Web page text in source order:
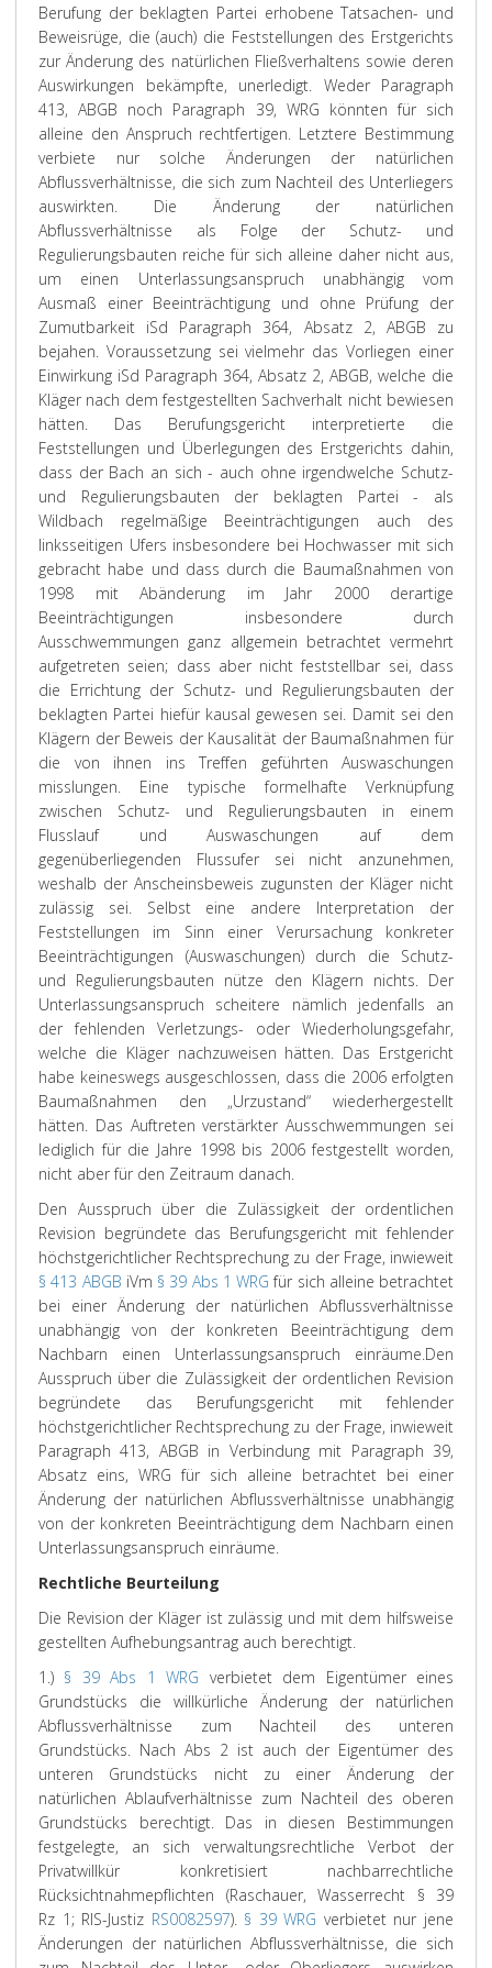
Berufung der beklagten Partei erhobene Tatsachen- und
Beweisrüge, die (auch) die Feststellungen des Erstgerichts
zur Änderung des natürlichen Fließverhaltens sowie deren
Auswirkungen bekämpfte, unerledigt. Weder Paragraph
413, ABGB noch Paragraph 39, WRG könnten für sich
alleine den Anspruch rechtfertigen. Letztere Bestimmung
verbiete nur solche Änderungen der natürlichen
Abflussverhältnisse, die sich zum Nachteil des Unterliegers
auswirkten. Die Änderung der natürlichen
Abflussverhältnisse als Folge der Schutz- und
Regulierungsbauten reiche für sich alleine daher nicht aus,
um einen Unterlassungsanspruch unabhängig vom
Ausmaß einer Beeinträchtigung und ohne Prüfung der
Zumutbarkeit iSd Paragraph 364, Absatz 2, ABGB zu
bejahen. Voraussetzung sei vielmehr das Vorliegen einer
Einwirkung iSd Paragraph 364, Absatz 2, ABGB, welche die
Kläger nach dem festgestellten Sachverhalt nicht bewiesen
hätten. Das Berufungsgericht interpretierte die
Feststellungen und Überlegungen des Erstgerichts dahin,
dass der Bach an sich - auch ohne irgendwelche Schutz-
und Regulierungsbauten der beklagten Partei - als
Wildbach regelmäßige Beeinträchtigungen auch des
linksseitigen Ufers insbesondere bei Hochwasser mit sich
gebracht habe und dass durch die Baumaßnahmen von
1998 mit Abänderung im Jahr 2000 derartige
Beeinträchtigungen insbesondere durch
Ausschwemmungen ganz allgemein betrachtet vermehrt
aufgetreten seien; dass aber nicht feststellbar sei, dass
die Errichtung der Schutz- und Regulierungsbauten der
beklagten Partei hiefür kausal gewesen sei. Damit sei den
Klägern der Beweis der Kausalität der Baumaßnahmen für
die von ihnen ins Treffen geführten Auswaschungen
misslungen. Eine typische formelhafte Verknüpfung
zwischen Schutz- und Regulierungsbauten in einem
Flusslauf und Auswaschungen auf dem
gegenüberliegenden Flussufer sei nicht anzunehmen,
weshalb der Anscheinsbeweis zugunsten der Kläger nicht
zulässig sei. Selbst eine andere Interpretation der
Feststellungen im Sinn einer Verursachung konkreter
Beeinträchtigungen (Auswaschungen) durch die Schutz-
und Regulierungsbauten nütze den Klägern nichts. Der
Unterlassungsanspruch scheitere nämlich jedenfalls an
der fehlenden Verletzungs- oder Wiederholungsgefahr,
welche die Kläger nachzuweisen hätten. Das Erstgericht
habe keineswegs ausgeschlossen, dass die 2006 erfolgten
Baumaßnahmen den „Urzustand“ wiederhergestellt
hätten. Das Auftreten verstärkter Ausschwemmungen sei
lediglich für die Jahre 1998 bis 2006 festgestellt worden,
nicht aber für den Zeitraum danach.
Den Ausspruch über die Zulässigkeit der ordentlichen
Revision begründete das Berufungsgericht mit fehlender
höchstgerichtlicher Rechtsprechung zu der Frage, inwieweit
§ 413 ABGB iVm § 39 Abs 1 WRG für sich alleine betrachtet
bei einer Änderung der natürlichen Abflussverhältnisse
unabhängig von der konkreten Beeinträchtigung dem
Nachbarn einen Unterlassungsanspruch einräume.Den
Ausspruch über die Zulässigkeit der ordentlichen Revision
begründete das Berufungsgericht mit fehlender
höchstgerichtlicher Rechtsprechung zu der Frage, inwieweit
Paragraph 413, ABGB in Verbindung mit Paragraph 39,
Absatz eins, WRG für sich alleine betrachtet bei einer
Änderung der natürlichen Abflussverhältnisse unabhängig
von der konkreten Beeinträchtigung dem Nachbarn einen
Unterlassungsanspruch einräume.
Rechtliche Beurteilung
Die Revision der Kläger ist zulässig und mit dem hilfsweise
gestellten Aufhebungsantrag auch berechtigt.
1.) § 39 Abs 1 WRG verbietet dem Eigentümer eines
Grundstücks die willkürliche Änderung der natürlichen
Abflussverhältnisse zum Nachteil des unteren
Grundstücks. Nach Abs 2 ist auch der Eigentümer des
unteren Grundstücks nicht zu einer Änderung der
natürlichen Ablaufverhältnisse zum Nachteil des oberen
Grundstücks berechtigt. Das in diesen Bestimmungen
festgelegte, an sich verwaltungsrechtliche Verbot der
Privatwillkür konkretisiert nachbarrechtliche
Rücksichtnahmepflichten (Raschauer, Wasserrecht § 39
Rz 1; RIS-Justiz RS0082597). § 39 WRG verbietet nur jene
Änderungen der natürlichen Abflussverhältnisse, die sich